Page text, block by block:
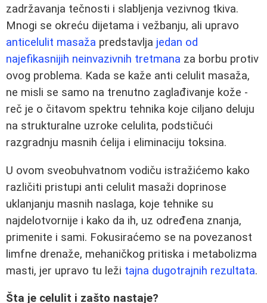
zadržavanja tečnosti i slabljenja vezivnog tkiva.
Mnogi se okreću dijetama i vežbanju, ali upravo
anticelulit masaža predstavlja jedan od
najefikasnijih neinvazivnih tretmana za borbu protiv
ovog problema. Kada se kaže anti celulit masaža,
ne misli se samo na trenutno zaglađivanje kože -
reč je o čitavom spektru tehnika koje ciljano deluju
na strukturalne uzroke celulita, podstičući
razgradnju masnih ćelija i eliminaciju toksina.
U ovom sveobuhvatnom vodiču istražićemo kako
različiti pristupi anti celulit masaži doprinose
uklanjanju masnih naslaga, koje tehnike su
najdelotvornije i kako da ih, uz određena znanja,
primenite i sami. Fokusiraćemo se na povezanost
limfne drenaže, mehaničkog pritiska i metabolizma
masti, jer upravo tu leži tajna dugotrajnih rezultata.
Šta je celulit i zašto nastaje?